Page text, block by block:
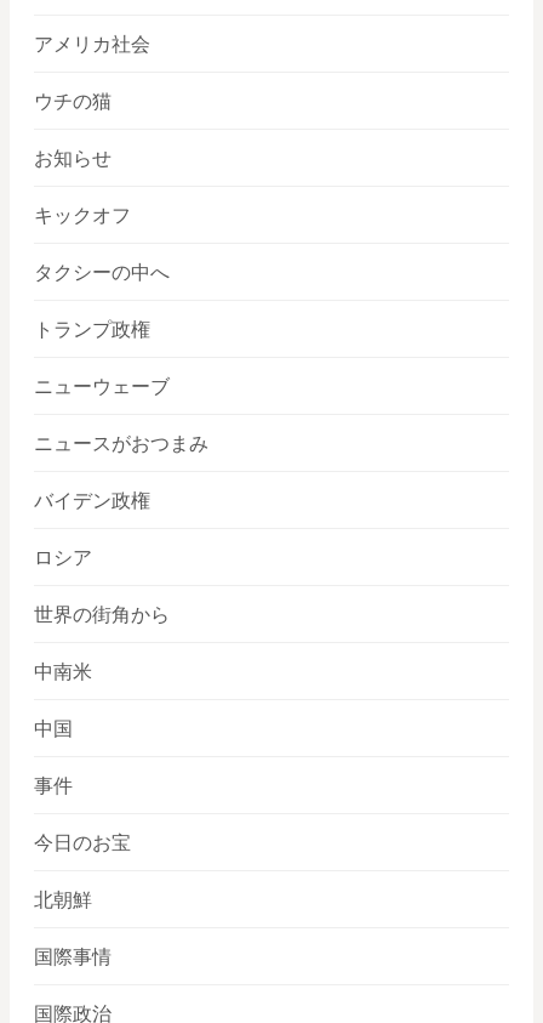
アメリカ社会
ウチの猫
お知らせ
キックオフ
タクシーの中へ
トランプ政権
ニューウェーブ
ニュースがおつまみ
バイデン政権
ロシア
世界の街角から
中南米
中国
事件
今日のお宝
北朝鮮
国際事情
国際政治